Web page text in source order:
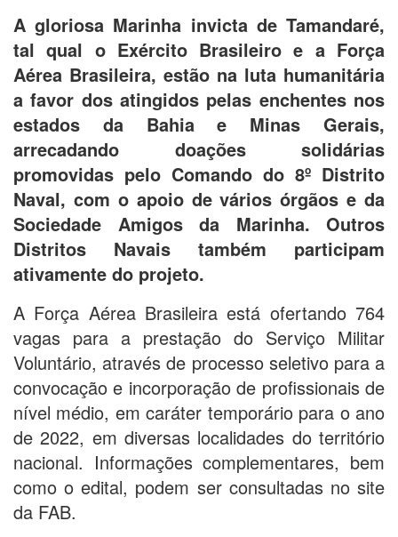
A gloriosa Marinha invicta de Tamandaré,
tal qual o Exército Brasileiro e a Força
Aérea Brasileira, estão na luta humanitária
a favor dos atingidos pelas enchentes nos
estados da Bahia e Minas Gerais,
arrecadando doações solidárias
promovidas pelo Comando do 8º Distrito
Naval, com o apoio de vários órgãos e da
Sociedade Amigos da Marinha. Outros
Distritos Navais também participam
ativamente do projeto.
A Força Aérea Brasileira está ofertando 764
vagas para a prestação do Serviço Militar
Voluntário, através de processo seletivo para a
convocação e incorporação de profissionais de
nível médio, em caráter temporário para o ano
de 2022, em diversas localidades do território
nacional. Informações complementares, bem
como o edital, podem ser consultadas no site
da FAB.